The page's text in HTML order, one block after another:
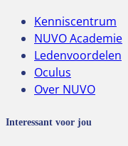
Kenniscentrum
NUVO Academie
Ledenvoordelen
Oculus
Over NUVO
Interessant voor jou